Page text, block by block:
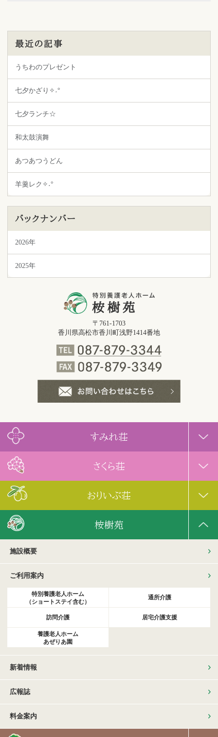
最近の記事
うちわのプレゼント
七夕かざり✧˖°
七夕ランチ☆
和太鼓演舞
あつあつうどん
羊羹レク✧˖°
バックナンバー
2026年
2025年
〒761-1703
香川県高松市香川町浅野1414番地
すみれ荘
さくら荘
おりいぶ荘
桉樹苑
施設概要
ご利用案内
特別養護老人ホーム
（ショートステイ含む）
通所介護
訪問介護 居宅介護支援
養護老人ホーム
あぜりあ園
新着情報
広報誌
料金案内